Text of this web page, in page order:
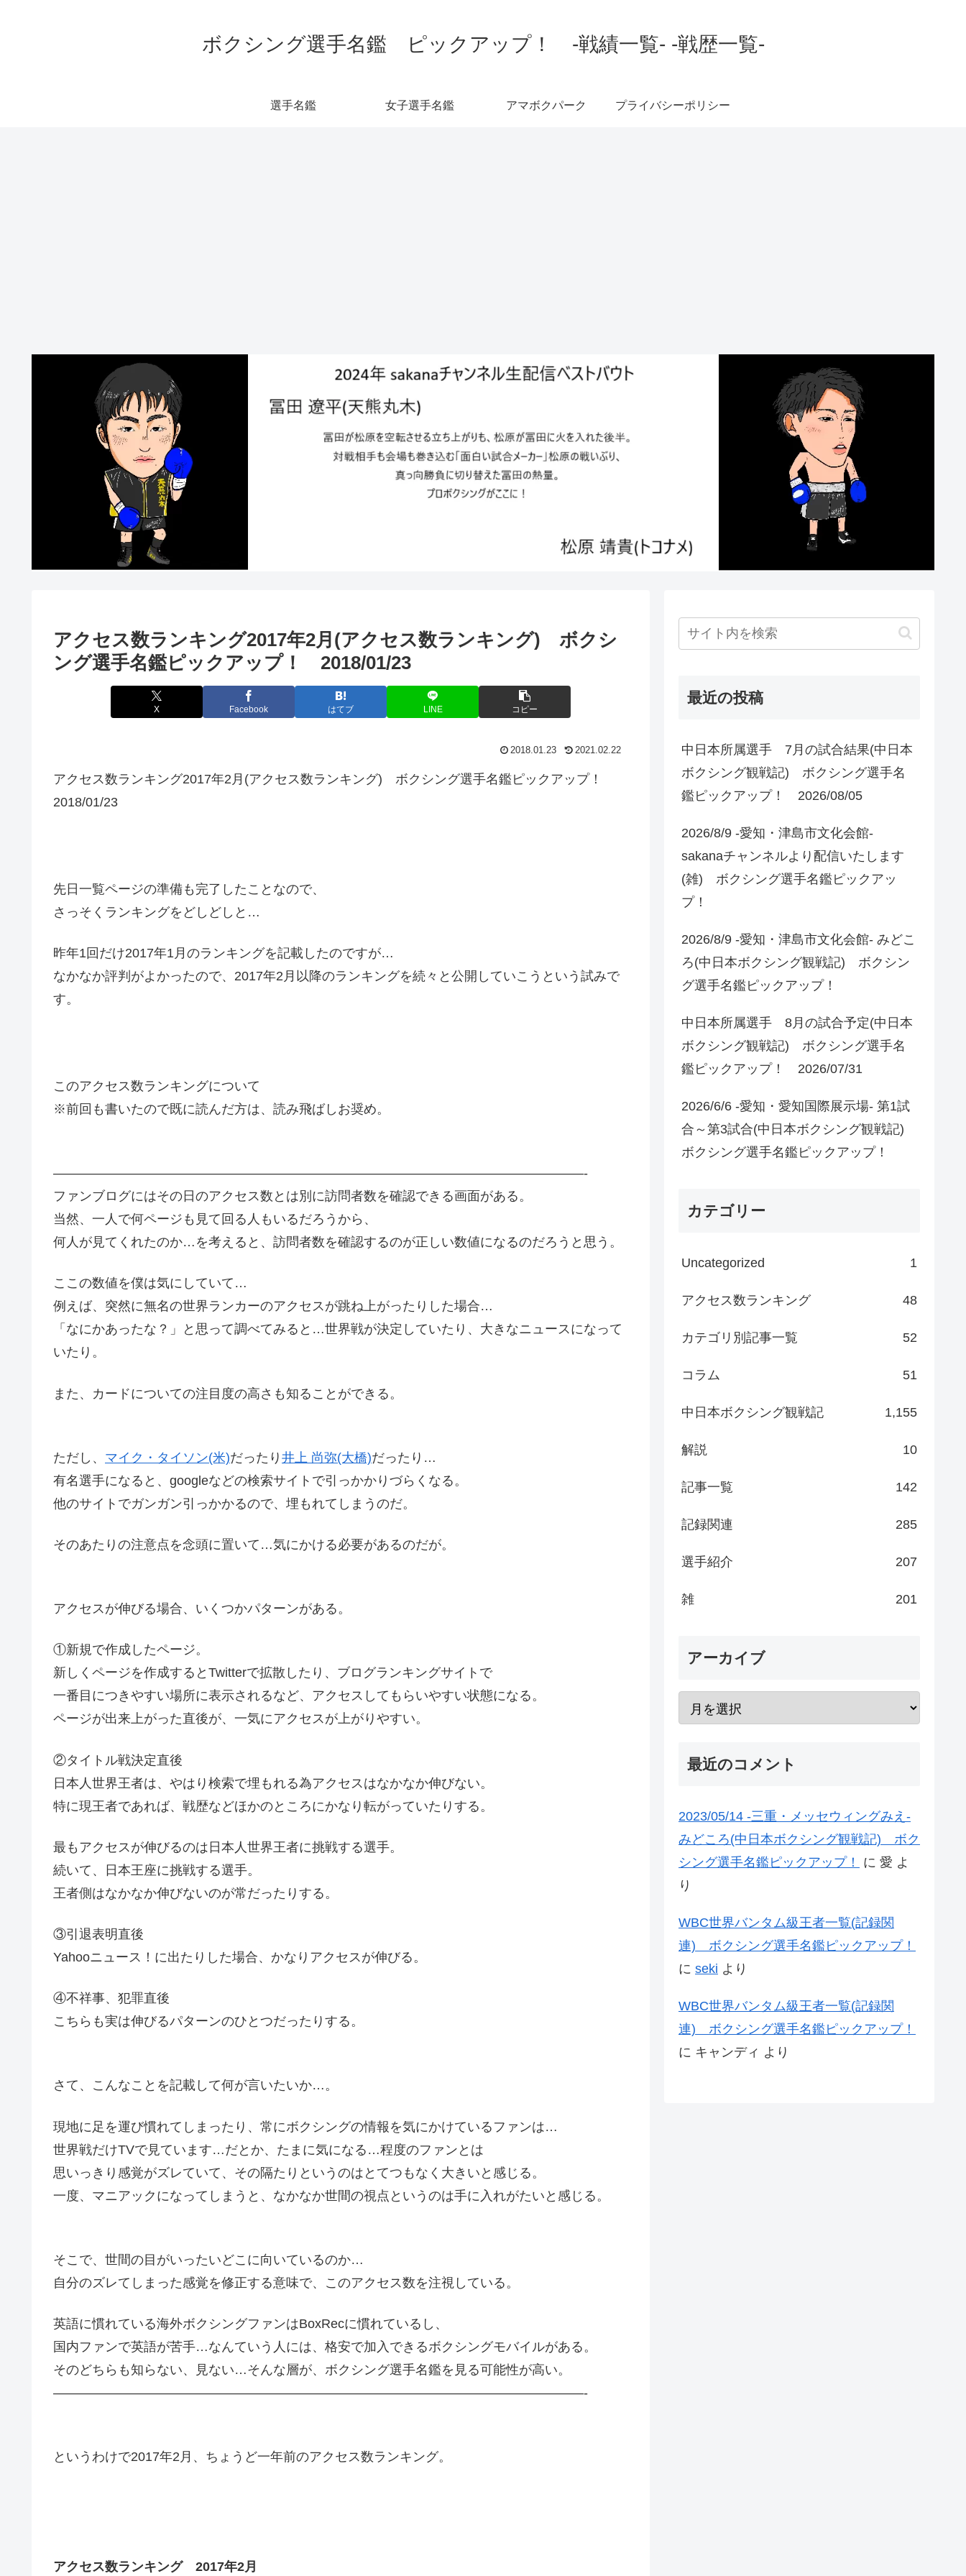
ボクシング選手名鑑 ピックアップ！ -戦績一覧- -戦歴一覧-
選手名鑑 女子選手名鑑 アマボクパーク プライバシーポリシー
アクセス数ランキング2017年2月(アクセス数ランキング) ボクシ
ング選手名鑑ピックアップ！ 2018/01/23
X Facebook はてブ LINE コピー
2018.01.23 2021.02.22
アクセス数ランキング2017年2月(アクセス数ランキング) ボクシング選手名鑑ピックアップ！
2018/01/23
先日一覧ページの準備も完了したことなので、
さっそくランキングをどしどしと…
昨年1回だけ2017年1月のランキングを記載したのですが…
なかなか評判がよかったので、2017年2月以降のランキングを続々と公開していこうという試みで
す。
このアクセス数ランキングについて
※前回も書いたので既に読んだ方は、読み飛ばしお奨め。
—————————————————————————————————————————-
ファンブログにはその日のアクセス数とは別に訪問者数を確認できる画面がある。
当然、一人で何ページも見て回る人もいるだろうから、
何人が見てくれたのか…を考えると、訪問者数を確認するのが正しい数値になるのだろうと思う。
ここの数値を僕は気にしていて…
例えば、突然に無名の世界ランカーのアクセスが跳ね上がったりした場合…
「なにかあったな？」と思って調べてみると…世界戦が決定していたり、大きなニュースになって
いたり。
また、カードについての注目度の高さも知ることができる。
ただし、 マイク・タイソン(米)だったり 井上 尚弥(大橋)だったり…
有名選手になると、googleなどの検索サイトで引っかかりづらくなる。
他のサイトでガンガン引っかかるので、埋もれてしまうのだ。
そのあたりの注意点を念頭に置いて…気にかける必要があるのだが。
アクセスが伸びる場合、いくつかパターンがある。
①新規で作成したページ。
新しくページを作成するとTwitterで拡散したり、ブログランキングサイトで
一番目につきやすい場所に表示されるなど、アクセスしてもらいやすい状態になる。
ページが出来上がった直後が、一気にアクセスが上がりやすい。
②タイトル戦決定直後
日本人世界王者は、やはり検索で埋もれる為アクセスはなかなか伸びない。
特に現王者であれば、戦歴などほかのところにかなり転がっていたりする。
最もアクセスが伸びるのは日本人世界王者に挑戦する選手。
続いて、日本王座に挑戦する選手。
王者側はなかなか伸びないのが常だったりする。
③引退表明直後
Yahooニュース！に出たりした場合、かなりアクセスが伸びる。
④不祥事、犯罪直後
こちらも実は伸びるパターンのひとつだったりする。
さて、こんなことを記載して何が言いたいか…。
現地に足を運び慣れてしまったり、常にボクシングの情報を気にかけているファンは…
世界戦だけTVで見ています…だとか、たまに気になる…程度のファンとは
思いっきり感覚がズレていて、その隔たりというのはとてつもなく大きいと感じる。
一度、マニアックになってしまうと、なかなか世間の視点というのは手に入れがたいと感じる。
そこで、世間の目がいったいどこに向いているのか…
自分のズレてしまった感覚を修正する意味で、このアクセス数を注視している。
英語に慣れている海外ボクシングファンはBoxRecに慣れているし、
国内ファンで英語が苦手…なんていう人には、格安で加入できるボクシングモバイルがある。
そのどちらも知らない、見ない…そんな層が、ボクシング選手名鑑を見る可能性が高い。
—————————————————————————————————————————-
というわけで2017年2月、ちょうど一年前のアクセス数ランキング。
アクセス数ランキング 2017年2月
最近の投稿
中日本所属選手 7月の試合結果(中日本
ボクシング観戦記) ボクシング選手名
鑑ピックアップ！ 2026/08/05
2026/8/9 -愛知・津島市文化会館-
sakanaチャンネルより配信いたします
(雑) ボクシング選手名鑑ピックアッ
プ！
2026/8/9 -愛知・津島市文化会館- みどこ
ろ(中日本ボクシング観戦記) ボクシン
グ選手名鑑ピックアップ！
中日本所属選手 8月の試合予定(中日本
ボクシング観戦記) ボクシング選手名
鑑ピックアップ！ 2026/07/31
2026/6/6 -愛知・愛知国際展示場- 第1試
合～第3試合(中日本ボクシング観戦記)
ボクシング選手名鑑ピックアップ！
カテゴリー
Uncategorized 1
アクセス数ランキング 48
カテゴリ別記事一覧 52
コラム 51
中日本ボクシング観戦記 1,155
解説 10
記事一覧 142
記録関連 285
選手紹介 207
雑 201
アーカイブ
最近のコメント
2023/05/14 -三重・メッセウィングみえ-
みどころ(中日本ボクシング観戦記) ボク
シング選手名鑑ピックアップ！
に 愛 よ
り
WBC世界バンタム級王者一覧(記録関
連) ボクシング選手名鑑ピックアップ！
に seki より
WBC世界バンタム級王者一覧(記録関
連) ボクシング選手名鑑ピックアップ！
に キャンディ より